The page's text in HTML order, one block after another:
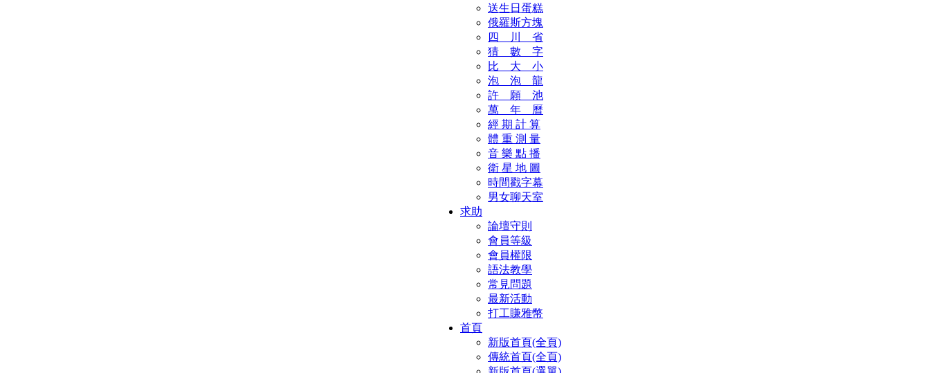
送生日蛋糕
俄羅斯方塊
四 川 省
猜 數 字
比 大 小
泡 泡 龍
許 願 池
萬 年 曆
經 期 計 算
體 重 測 量
音 樂 點 播
衛 星 地 圖
時間戳字幕
男女聊天室
求助
論壇守則
會員等級
會員權限
語法教學
常見問題
最新活動
打工賺雅幣
首頁
新版首頁(全頁)
傳統首頁(全頁)